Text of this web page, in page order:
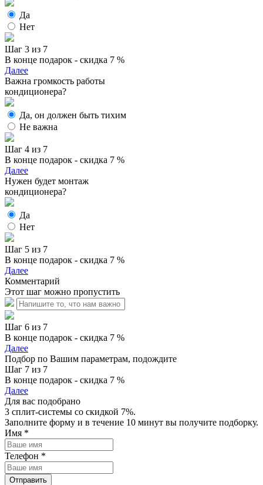
Да
Нет
Шаг 3 из 7
В конце подарок - скидка 7 %
Далее
Важна громкость работы
кондиционера?
Да, он должен быть тихим
Не важна
Шаг 4 из 7
В конце подарок - скидка 7 %
Далее
Нужен будет монтаж
кондиционера?
Да
Нет
Шаг 5 из 7
В конце подарок - скидка 7 %
Далее
Комментарий
Этот шаг можно пропустить
Шаг 6 из 7
В конце подарок - скидка 7 %
Далее
Подбор по Вашим параметрам, подождите
Шаг 7 из 7
В конце подарок - скидка 7 %
Далее
Для вас подобрано
3 сплит-системы со скидкой 7%.
Заполните форму и в течение 10 минут вы получите подборку.
Имя *
Телефон *
Отправить